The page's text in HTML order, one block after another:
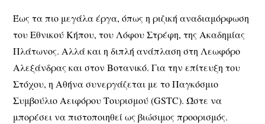
Έως τα πιο μεγάλα έργα, όπως η ριζική αναδιαμόρφωση
του Εθνικού Κήπου, του Λόφου Στρέφη, της Ακαδημίας
Πλάτωνος. Αλλά και η διπλή ανάπλαση στη Λεωφόρο
Αλεξάνδρας και στον Βοτανικό. Για την επίτευξη του
Στόχου, η Αθήνα συνεργάζεται με το Παγκόσμιο
Συμβούλιο Αειφόρου Τουρισμού (GSTC). Ώστε να
μπορέσει να πιστοποιηθεί ως βιώσιμος προορισμός.